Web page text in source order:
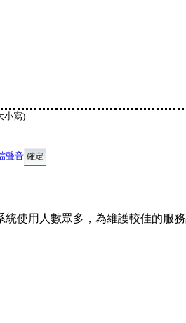
小寫)
聲音
統使用人數眾多，為維護較佳的服